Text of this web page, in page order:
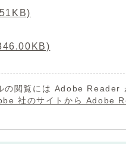
の閲覧には Adobe Reader
社のサイトから Adobe